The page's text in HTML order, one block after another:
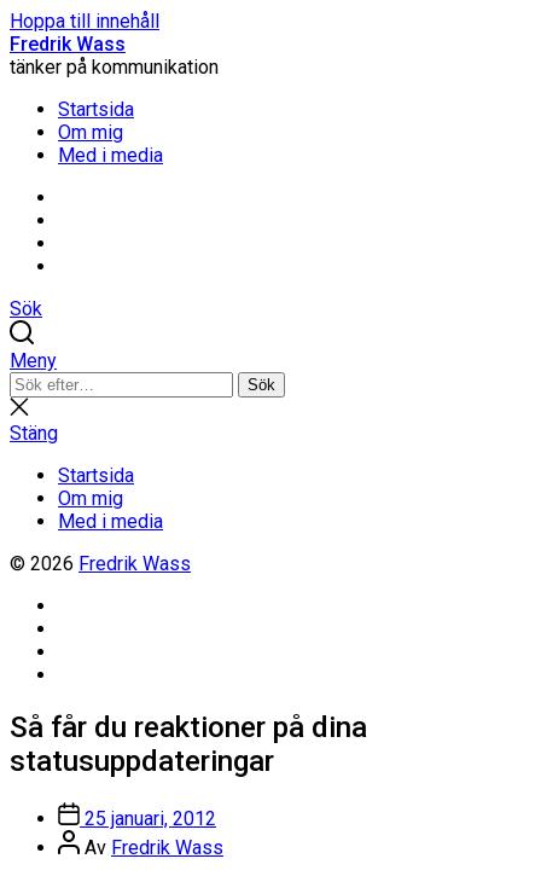
Hoppa till innehåll
Fredrik Wass
tänker på kommunikation
Startsida
Om mig
Med i media
Sök
Meny
Sök
efter:
Sök
Stäng
sökning
Stäng
Startsida
Om mig
Med i media
© 2026 Fredrik Wass
Så får du reaktioner på dina
statusuppdateringar
Inläggsdatum
25 januari, 2012
Inläggsförfattare
Av Fredrik Wass